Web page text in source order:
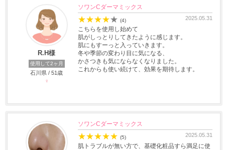
R.H様
使用して2ヶ月
石川県 / 51歳
♀
ソワンCダーマミックス
★★★★★ (4) 2025.05.31
こちらを使用し始めて
肌がしっとりしてきたように感じます。
肌にもすーっと入っていきます。
冬や季節の変わり目に気になる、
かさつきも気にならなくなりました。
これからも使い続けて、効果を期待します。
ソワンCダーマミックス
★★★★★ (5) 2025.05.31
肌トラブルが無い方で、基礎化粧品すら満足に使